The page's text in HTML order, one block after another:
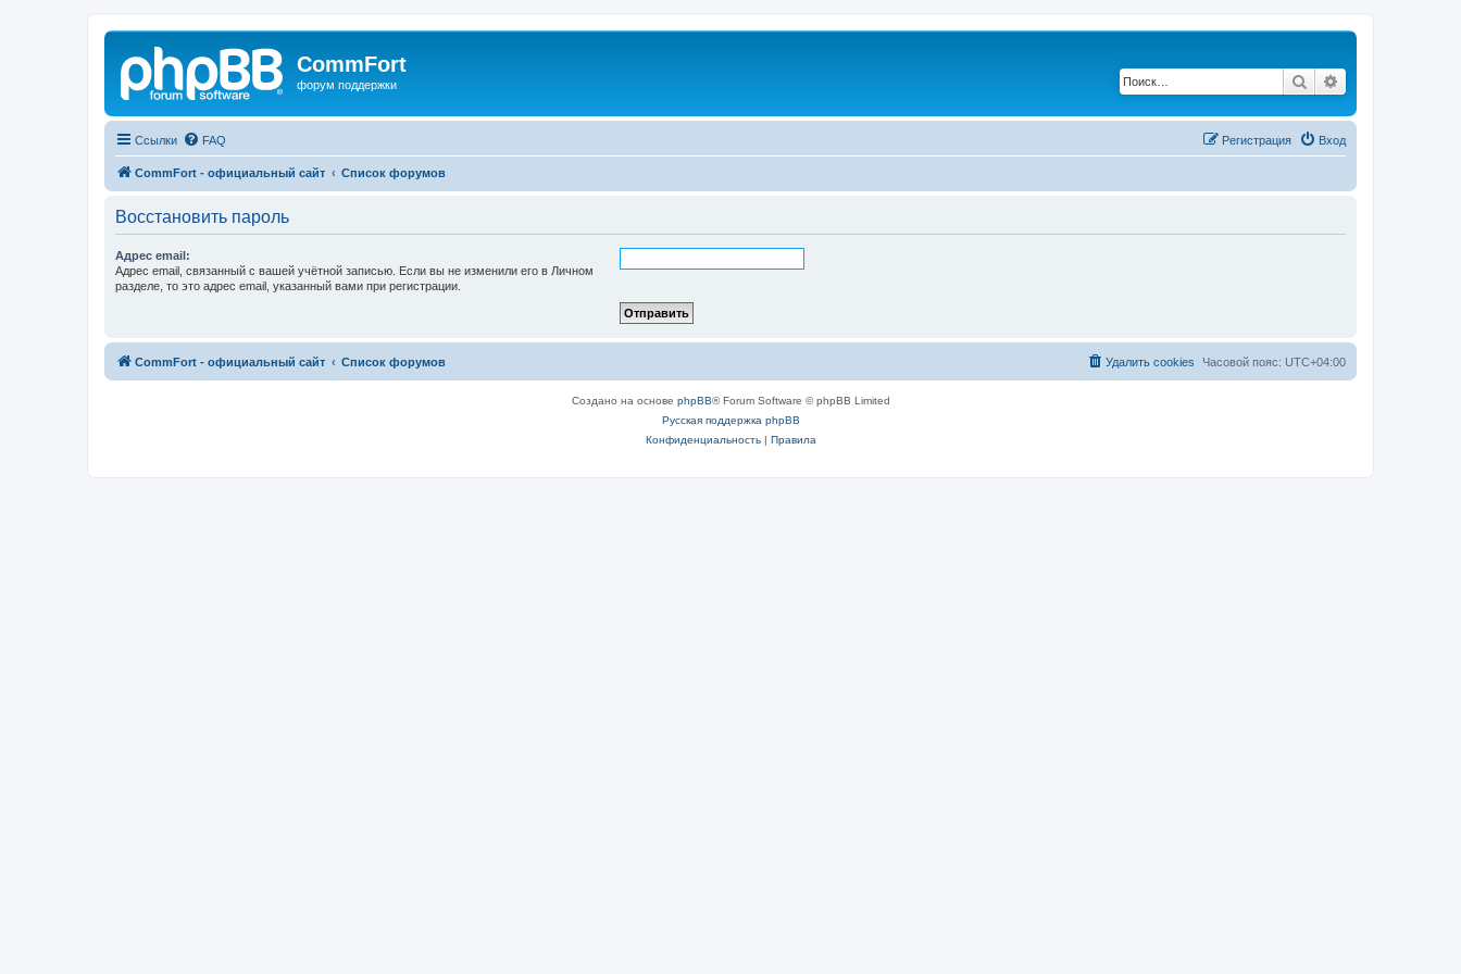
CommFort
форум поддержки Поиск
Ссылки FAQ Вход
Регистрация
CommFort - официальный сайт Список форумов
Восстановить пароль
Адрес email:
Адрес email, связанный с вашей учётной записью. Если вы не изменили его в Личном
разделе, то это адрес email, указанный вами при регистрации.
CommFort - официальный сайт Список форумов Часовой пояс: UTC+04:00
Удалить cookies
Создано на основе phpBB® Forum Software © phpBB Limited
Русская поддержка phpBB
Конфиденциальность| Правила